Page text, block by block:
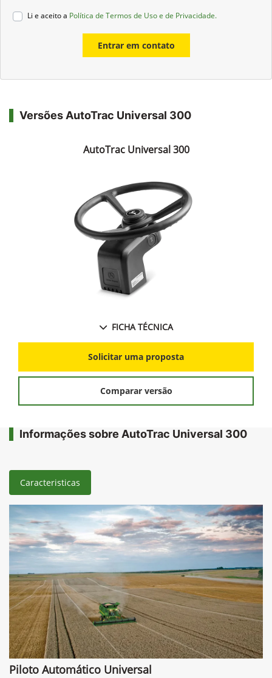
Li e aceito a Política de Termos de Uso e de Privacidade.
Entrar em contato
Versões AutoTrac Universal 300
AutoTrac Universal 300
FICHA TÉCNICA
Solicitar uma proposta
Comparar versão
Informações sobre AutoTrac Universal 300
Caracteristicas
Piloto Automático Universal